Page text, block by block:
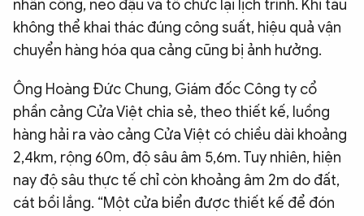
nhân công, neo đậu và tổ chức lại lịch trình. Khi tàu
không thể khai thác đúng công suất, hiệu quả vận
chuyển hàng hóa qua cảng cũng bị ảnh hưởng.
Ông Hoàng Đức Chung, Giám đốc Công ty cổ
phần cảng Cửa Việt chia sẻ, theo thiết kế, luồng
hàng hải ra vào cảng Cửa Việt có chiều dài khoảng
2,4km, rộng 60m, độ sâu âm 5,6m. Tuy nhiên, hiện
nay độ sâu thực tế chỉ còn khoảng âm 2m do đất,
cát bồi lắng. “Một cửa biển được thiết kế để đón